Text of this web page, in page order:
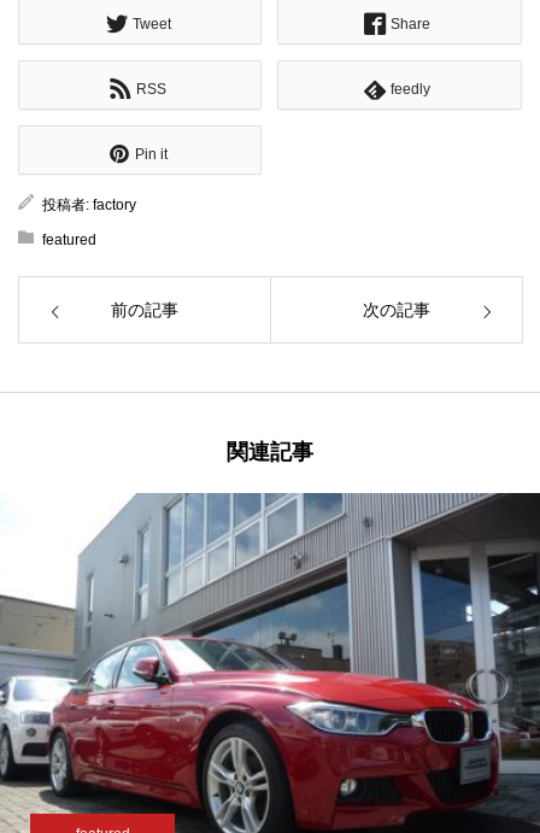
Tweet Share
RSS feedly
Pin it
投稿者: factory
featured
前の記事 次の記事
関連記事